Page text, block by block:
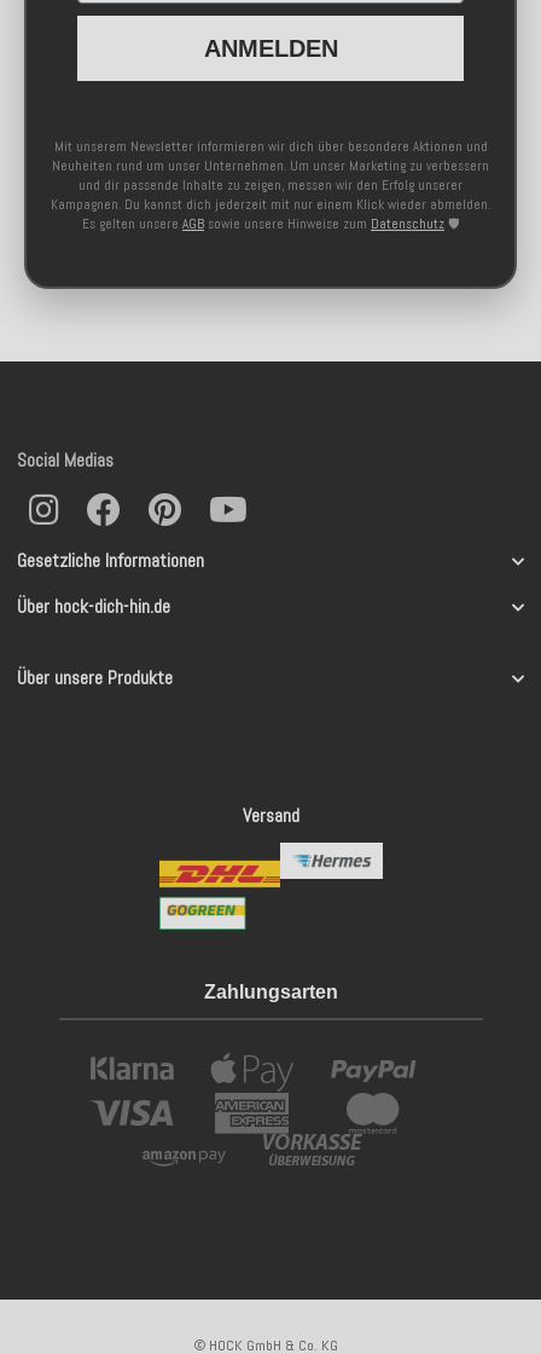
ANMELDEN
Mit unserem Newsletter informieren wir dich über besondere Aktionen und
Neuheiten rund um unser Unternehmen. Um unser Marketing zu verbessern
und dir passende Inhalte zu zeigen, messen wir den Erfolg unserer
Kampagnen. Du kannst dich jederzeit mit nur einem Klick wieder abmelden.
Es gelten unsere AGB sowie unsere Hinweise zum Datenschutz 🛡️
Gesetzliche Informationen
Über hock-dich-hin.de
Über unsere Produkte
Social Medias
Versand
Zahlungsarten
© HOCK GmbH & Co. KG